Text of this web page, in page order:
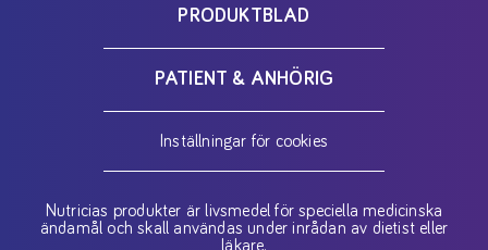
PRODUKTBLAD
PATIENT & ANHÖRIG
Inställningar för cookies
Nutricias produkter är livsmedel för speciella medicinska
ändamål och skall användas under inrådan av dietist eller
läkare.